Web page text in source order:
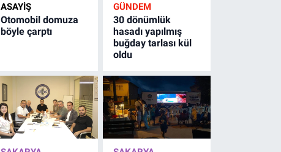
ASAYİŞ
Otomobil domuza
böyle çarptı
GÜNDEM
30 dönümlük
hasadı yapılmış
buğday tarlası kül
oldu